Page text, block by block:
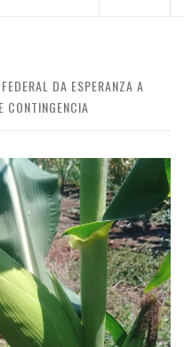
DA ESPERANZA A
CONTINGENCIA